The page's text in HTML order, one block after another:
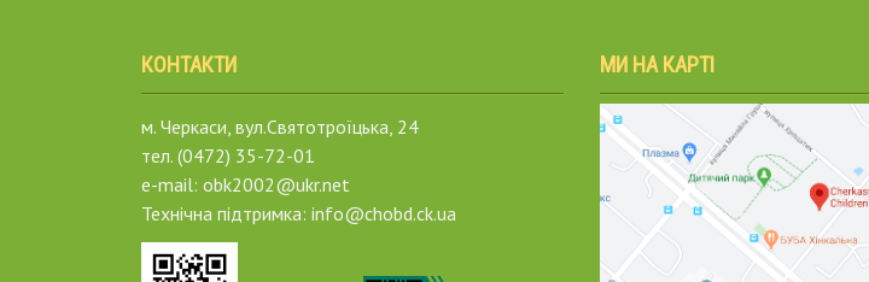
КОНТАКТИ
м. Черкаси, вул.Святотроїцька, 24
тел. (0472) 35-72-01
e-mail: obk2002@ukr.net
Технічна підтримка: info@chobd.ck.ua
МИ НА КАРТІ